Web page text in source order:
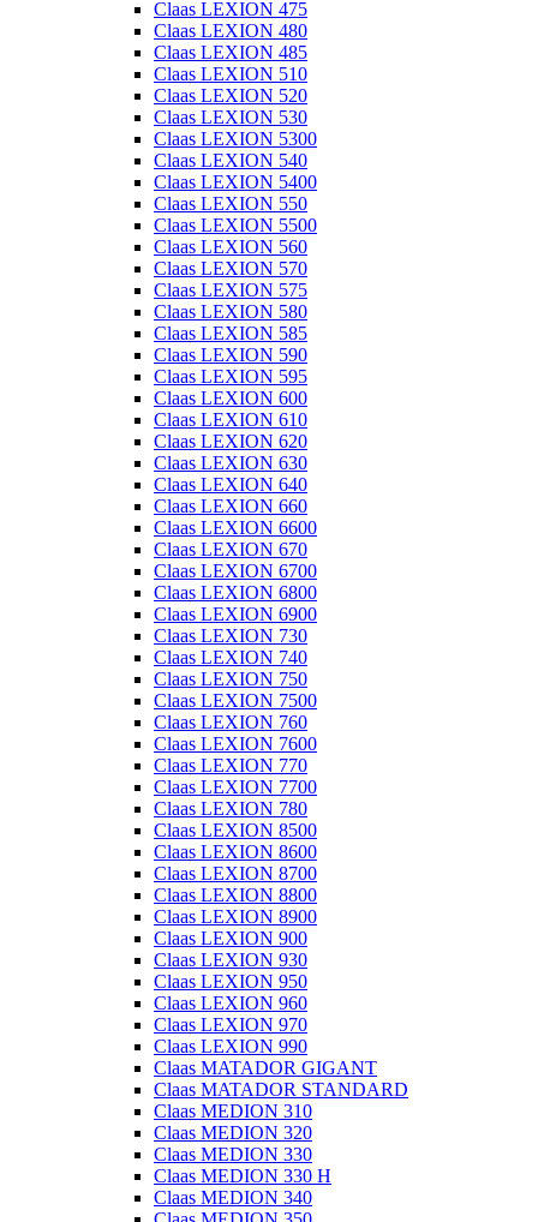
Claas LEXION 475
Claas LEXION 480
Claas LEXION 485
Claas LEXION 510
Claas LEXION 520
Claas LEXION 530
Claas LEXION 5300
Claas LEXION 540
Claas LEXION 5400
Claas LEXION 550
Claas LEXION 5500
Claas LEXION 560
Claas LEXION 570
Claas LEXION 575
Claas LEXION 580
Claas LEXION 585
Claas LEXION 590
Claas LEXION 595
Claas LEXION 600
Claas LEXION 610
Claas LEXION 620
Claas LEXION 630
Claas LEXION 640
Claas LEXION 660
Claas LEXION 6600
Claas LEXION 670
Claas LEXION 6700
Claas LEXION 6800
Claas LEXION 6900
Claas LEXION 730
Claas LEXION 740
Claas LEXION 750
Claas LEXION 7500
Claas LEXION 760
Claas LEXION 7600
Claas LEXION 770
Claas LEXION 7700
Claas LEXION 780
Claas LEXION 8500
Claas LEXION 8600
Claas LEXION 8700
Claas LEXION 8800
Claas LEXION 8900
Claas LEXION 900
Claas LEXION 930
Claas LEXION 950
Claas LEXION 960
Claas LEXION 970
Claas LEXION 990
Claas MATADOR GIGANT
Claas MATADOR STANDARD
Claas MEDION 310
Claas MEDION 320
Claas MEDION 330
Claas MEDION 330 H
Claas MEDION 340